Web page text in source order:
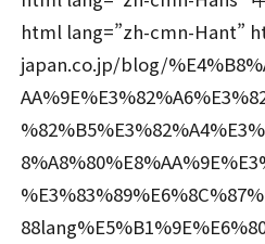
html lang=”zh-cmn-Hant”
japan.co.jp/blog/